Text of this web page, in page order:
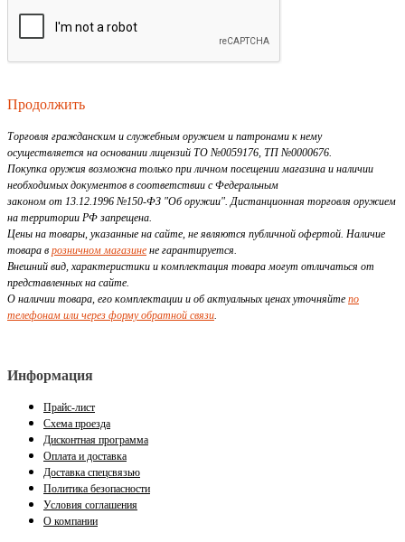
Продолжить
Торговля гражданским и служебным оружием и патронами к нему
осуществляется на основании лицензий ТО №0059176, ТП №0000676.
Покупка оружия возможна только при личном посещении магазина и наличии
необходимых документов в соответствии с Федеральным
законом от 13.12.1996 №150-ФЗ "Об оружии". Дистанционная торговля оружием
на территории РФ запрещена.
Цены на товары, указанные на сайте, не являются публичной офертой. Наличие
товара в розничном магазине не гарантируется.
Внешний вид, характеристики и комплектация товара могут отличаться от
представленных на сайте.
О наличии товара, его комплектации и об актуальных ценах уточняйте по
телефонам или через форму обратной связи.
Информация
Прайс-лист
Схема проезда
Дисконтная программа
Оплата и доставка
Доставка спецсвязью
Политика безопасности
Условия соглашения
О компании